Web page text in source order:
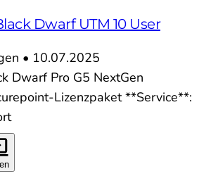
Dwarf UTM 10 User
• 10.07.2025
Dwarf Pro G5 NextGen
Lizenzpaket **Service**: